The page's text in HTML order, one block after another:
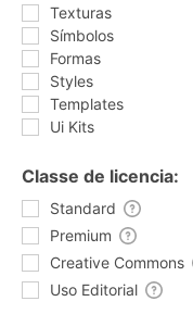
Texturas
Símbolos
Formas
Styles
Templates
Ui Kits
Classe de licencia:
Standard
Premium
Creative Commons
Uso Editorial